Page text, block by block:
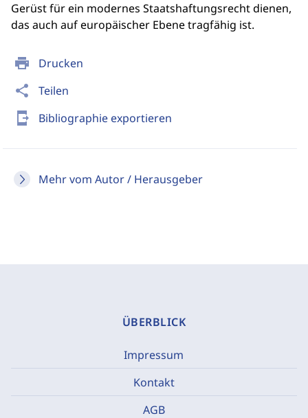
print Drucken
share Teilen
send_to_mobile Bibliographie exportieren
Mehr vom Autor / Herausgeber
Gerüst für ein modernes Staatshaftungsrecht dienen,
das auch auf europäischer Ebene tragfähig ist.
ÜBERBLICK
Impressum
Kontakt
AGB